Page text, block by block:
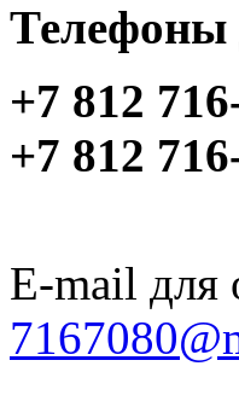
Телефоны
+7 812
+7 812
E-mail для